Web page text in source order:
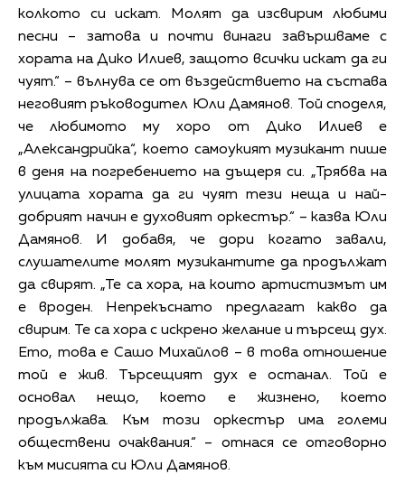
колкото си искат. Молят да изсвирим любими
песни – затова и почти винаги завършваме с
хората на Дико Илиев, защото всички искат да ги
чуят.“ – вълнува се от въздействието на състава
неговият ръководител Юли Дамянов. Той споделя,
че любимото му хоро от Дико Илиев е
„Александрийка“, което самоукият музикант пише
в деня на погребението на дъщеря си. „Трябва на
улицата хората да ги чуят тези неща и най-
добрият начин е духовият оркестър.“ – казва Юли
Дамянов. И добавя, че дори когато завали,
слушателите молят музикантите да продължат
да свирят. „Те са хора, на които артистизмът им
е вроден. Непрекъснато предлагат какво да
свирим. Те са хора с искрено желание и търсещ дух.
Ето, това е Сашо Михайлов – в това отношение
той е жив. Търсещият дух е останал. Той е
основал нещо, което е жизнено, което
продължава. Към този оркестър има големи
обществени очаквания.“ – отнася се отговорно
към мисията си Юли Дамянов.